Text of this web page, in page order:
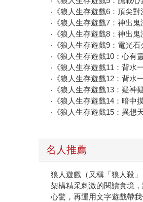
‧《狼人生存遊戲6：頂尖
‧《狼人生存遊戲7：神出
‧《狼人生存遊戲8：神出
‧《狼人生存遊戲9：電光
‧《狼人生存遊戲10：心有
‧《狼人生存遊戲11：背水
‧《狼人生存遊戲12：背水
‧《狼人生存遊戲13：疑神
‧《狼人生存遊戲14：暗中
‧《狼人生存遊戲15：異想
名人推薦
狼人遊戲（又稱「狼人殺
架構精采刺激的閱讀實境
心驚，再運用文字遊戲帶